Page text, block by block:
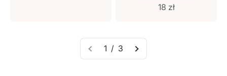
Cena sprzedaży
18 zł
1 / 3